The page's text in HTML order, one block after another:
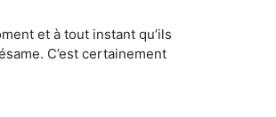
et à tout instant qu’ils
C’est certainement